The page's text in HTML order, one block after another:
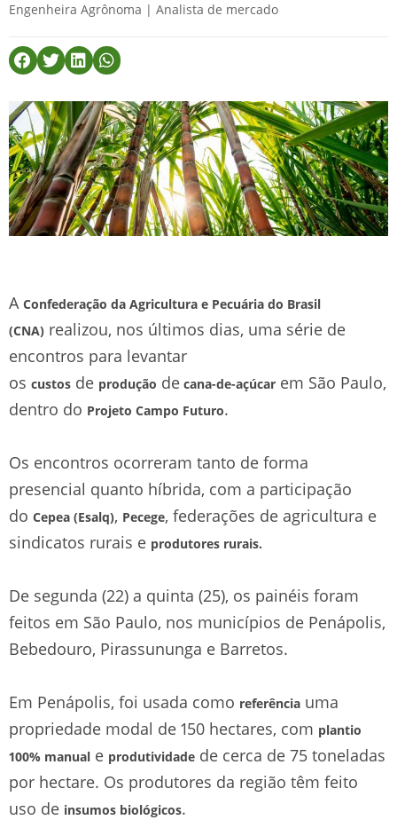
Engenheira Agrônoma | Analista de mercado
A Confederação da Agricultura e Pecuária do Brasil
(CNA) realizou, nos últimos dias, uma série de
encontros para levantar
os custos de produção de cana-de-açúcar em São Paulo,
dentro do Projeto Campo Futuro.
Os encontros ocorreram tanto de forma
presencial quanto híbrida, com a participação
do Cepea (Esalq), Pecege, federações de agricultura e
sindicatos rurais e produtores rurais.
De segunda (22) a quinta (25), os painéis foram
feitos em São Paulo, nos municípios de Penápolis,
Bebedouro, Pirassununga e Barretos.
Em Penápolis, foi usada como referência uma
propriedade modal de 150 hectares, com plantio
100% manual e produtividade de cerca de 75 toneladas
por hectare. Os produtores da região têm feito
uso de insumos biológicos.